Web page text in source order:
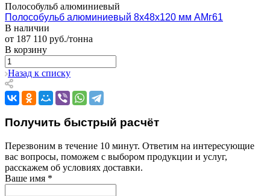
Полособульб алюминиевый
Полособульб алюминиевый 8х48х120 мм АМг61
В наличии
от 187 110 руб./тонна
В корзину
Назад к списку
Получить быстрый расчёт
Перезвоним в течение 10 минут. Ответим на интересующие
вас вопросы, поможем с выбором продукции и услуг,
расскажем об условиях доставки.
Ваше имя *